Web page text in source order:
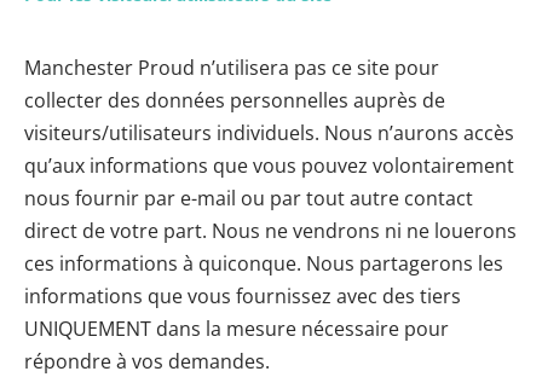
Manchester Proud n’utilisera pas ce site pour
collecter des données personnelles auprès de
visiteurs/utilisateurs individuels. Nous n’aurons accès
qu’aux informations que vous pouvez volontairement
nous fournir par e-mail ou par tout autre contact
direct de votre part. Nous ne vendrons ni ne louerons
ces informations à quiconque. Nous partagerons les
informations que vous fournissez avec des tiers
UNIQUEMENT dans la mesure nécessaire pour
répondre à vos demandes.